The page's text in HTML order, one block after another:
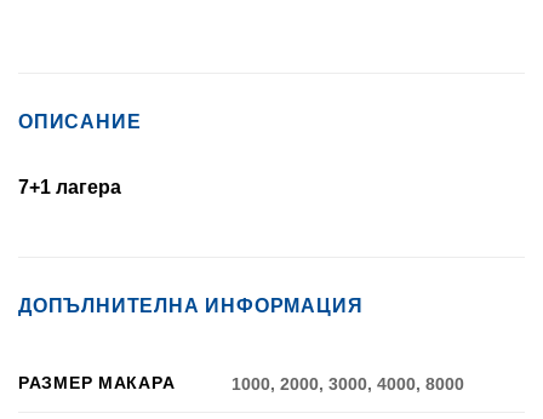
ОПИСАНИЕ
7+1 лагера
ДОПЪЛНИТЕЛНА ИНФОРМАЦИЯ
РАЗМЕР МАКАРА 1000, 2000, 3000, 4000, 8000